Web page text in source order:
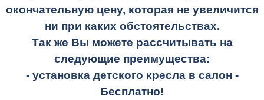
окончательную цену, которая не увеличится
ни при каких обстоятельствах.
Так же Вы можете рассчитывать на
следующие преимущества:
- установка детского кресла в салон -
Бесплатно!